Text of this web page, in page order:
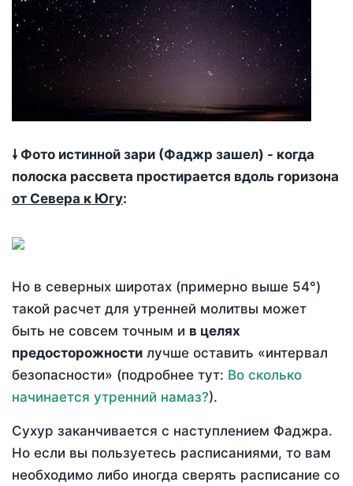
🠗 Фото истинной зари (Фаджр зашел) - когда
полоска рассвета простирается вдоль горизона
от Севера к Югу:
Но в северных широтах (примерно выше 54°)
такой расчет для утренней молитвы может
быть не совсем точным и в целях
предосторожности лучше оставить «интервал
безопасности» (подробнее тут: Во сколько
начинается утренний намаз?).
Сухур заканчивается с наступлением Фаджра.
Но если вы пользуетесь расписаниями, то вам
необходимо либо иногда сверять расписание со